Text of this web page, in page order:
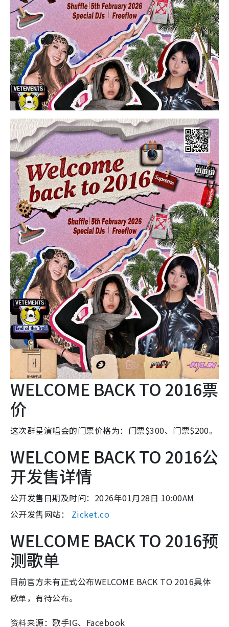
WELCOME BACK TO 2016票
价
这次群星演唱会的门票价格为：门票$300、门票$200。
WELCOME BACK TO 2016公
开发售详情
公开发售日期及时间：2026年01月28日 10:00AM
公开发售网站： Zicket.co
WELCOME BACK TO 2016预
测歌单
目前官方未有正式公布WELCOME BACK TO 2016具体
歌单，有待公布。
资料来源：歌手IG、Facebook